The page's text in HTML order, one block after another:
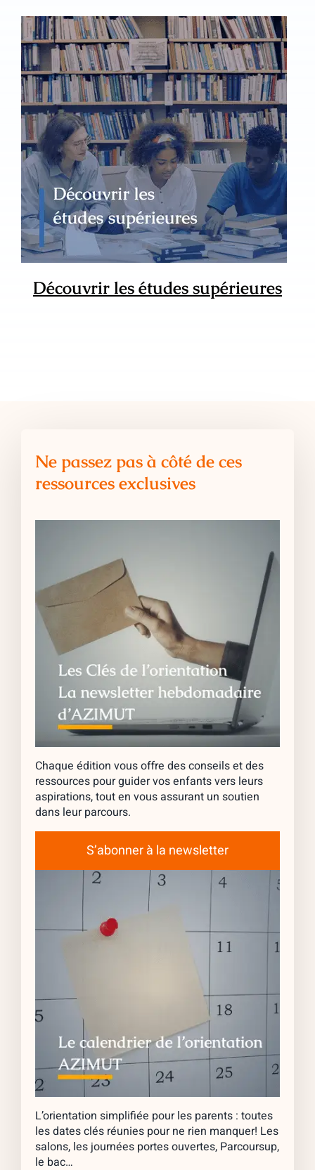
Découvrir les études supérieures
Ne passez pas à côté de ces
ressources exclusives
Chaque édition vous offre des conseils et des
ressources pour guider vos enfants vers leurs
aspirations, tout en vous assurant un soutien
dans leur parcours.
S’abonner à la newsletter
L’orientation simplifiée pour les parents : toutes
les dates clés réunies pour ne rien manquer! Les
salons, les journées portes ouvertes, Parcoursup,
le bac…